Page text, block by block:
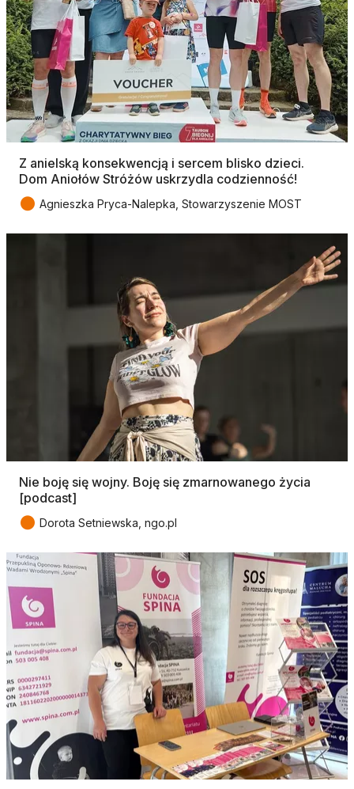
Z anielską konsekwencją i sercem blisko dzieci.
Dom Aniołów Stróżów uskrzydla codzienność!
● Agnieszka Pryca-Nalepka, Stowarzyszenie MOST
Nie boję się wojny. Boję się zmarnowanego życia
[podcast]
● Dorota Setniewska, ngo.pl